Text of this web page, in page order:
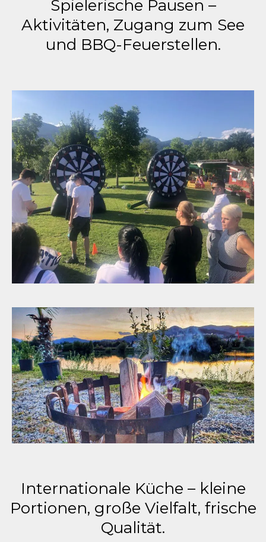
Spielerische Pausen –
Aktivitäten, Zugang zum See
und BBQ-Feuerstellen.
Internationale Küche – kleine
Portionen, große Vielfalt, frische
Qualität.